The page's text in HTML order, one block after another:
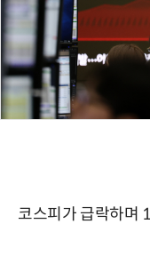
코스피가 급락하며